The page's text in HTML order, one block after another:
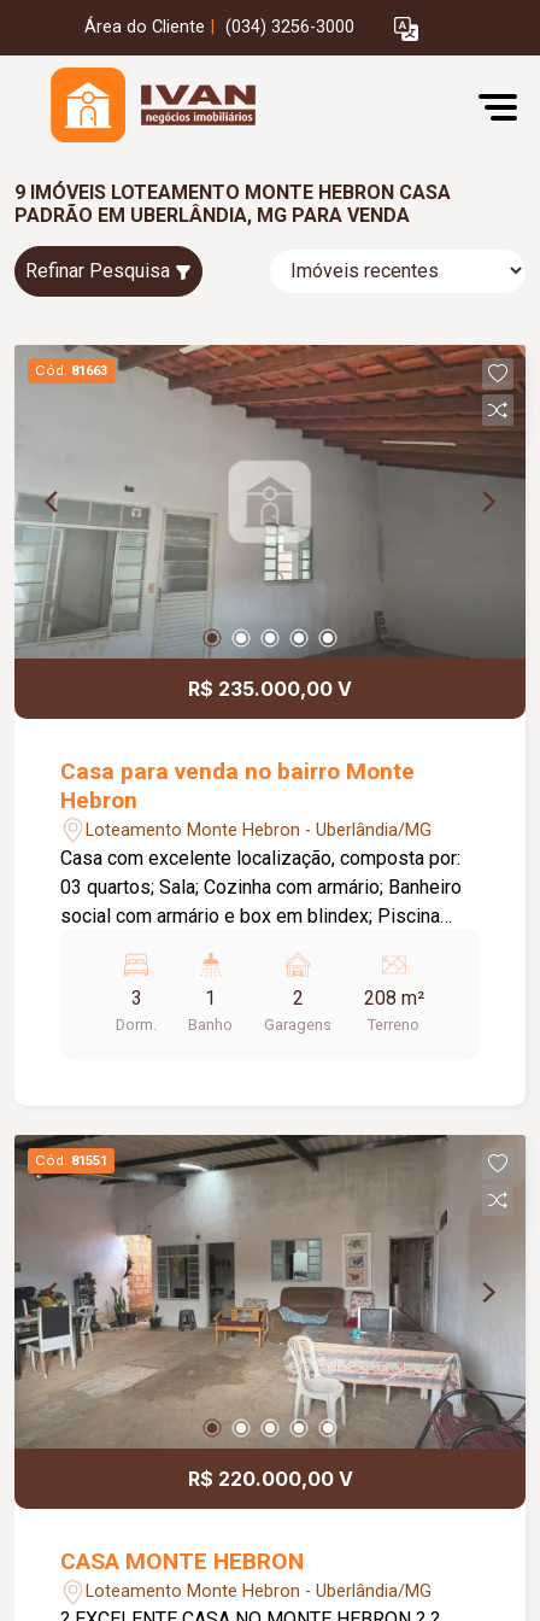
Área do Cliente (034) 3256-3000
9 IMÓVEIS LOTEAMENTO MONTE HEBRON CASA
PADRÃO EM UBERLÂNDIA, MG PARA VENDA
Refinar Pesquisa
Cód. 81663
R$ 235.000,00 V
Casa para venda no bairro Monte
Hebron
Loteamento Monte Hebron - Uberlândia/MG
Casa com excelente localização, composta por:
03 quartos; Sala; Cozinha com armário; Banheiro
social com armário e box em blindex; Piscina
cerâmica e porcelanato; 02 vagas de garagem.
3
Dorm.
1
Banho
2
Garagens
208 m²
Terreno
Cód. 81551
R$ 220.000,00 V
CASA MONTE HEBRON
Loteamento Monte Hebron - Uberlândia/MG